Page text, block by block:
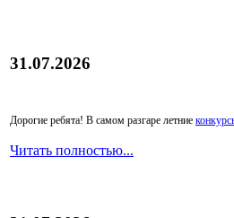
31.07.2026
Дорогие ребята! В самом разгаре летние
Читать полностью...